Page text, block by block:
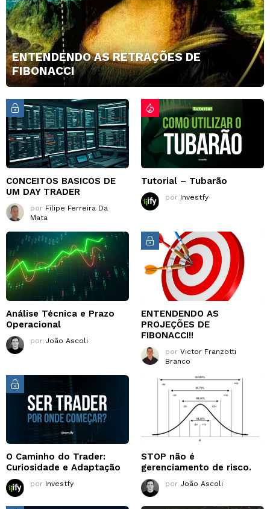
ENTENDENDO AS RETRAÇÕES DE
FIBONACCI
CONCEITOS BASICOS DE
UM DAY TRADER
por Filipe Ferreira Da
Mata
Tutorial – Tubarão
por Investfy
Análise Técnica e Prazo
Operacional
por João Ascoli
ENTENDENDO AS
PROJEÇÕES DE
FIBONACCI!!
por Victor Franzotti
Branco
O Caminho do Trader:
Curiosidade e Adaptação
por Investfy
STOP não é
gerenciamento de risco.
por João Ascoli